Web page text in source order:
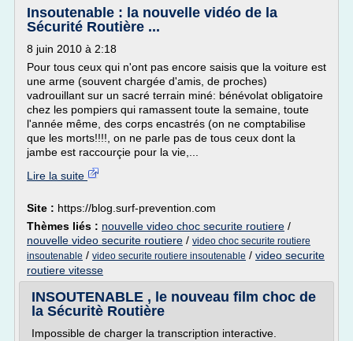
Insoutenable : la nouvelle vidéo de la
Sécurité Routière ...
8 juin 2010 à 2:18
Pour tous ceux qui n'ont pas encore saisis que la voiture est
une arme (souvent chargée d'amis, de proches)
vadrouillant sur un sacré terrain miné: bénévolat obligatoire
chez les pompiers qui ramassent toute la semaine, toute
l'année même, des corps encastrés (on ne comptabilise
que les morts!!!!, on ne parle pas de tous ceux dont la
jambe est raccourçie pour la vie,...
Lire la suite
Site : https://blog.surf-prevention.com
Thèmes liés : nouvelle video choc securite routiere /
nouvelle video securite routiere / video choc securite routiere
insoutenable / video securite routiere insoutenable / video securite
routiere vitesse
INSOUTENABLE , le nouveau film choc de
la Sécuritè Routière
Impossible de charger la transcription interactive.